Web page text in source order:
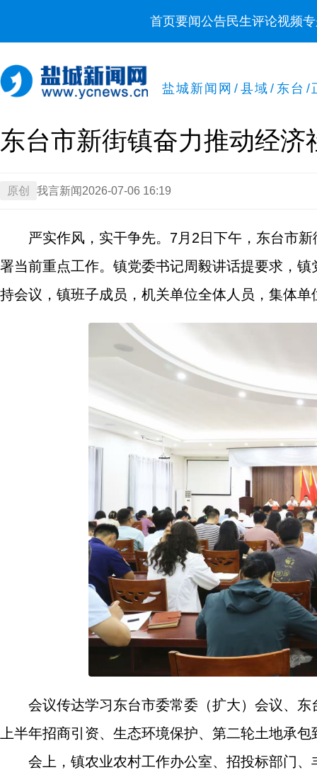
首页要闻公告民生评论视频
盐城新闻网 / 县域 / 东台 /
东台市新街镇奋力推动经济
原创 我言新闻 2026-07-06 16:19
严实作风，实干争先。7月2日下午，东台市
署当前重点工作。镇党委书记周毅讲话提要求，
持会议，镇班子成员，机关单位全体人员，集体
会议传达学习东台市委常委（扩大）会议、
上半年招商引资、生态环境保护、第二轮土地承
会上，镇农业农村工作办公室、招投标部门